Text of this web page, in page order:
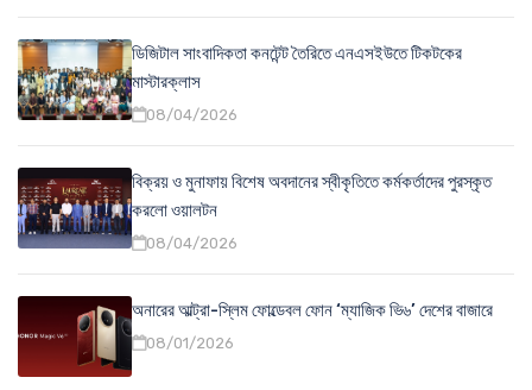
ডিজিটাল সাংবাদিকতা কনটেন্ট তৈরিতে এনএসইউতে টিকটকের
মাস্টারক্লাস
08/04/2026
বিক্রয় ও মুনাফায় বিশেষ অবদানের স্বীকৃতিতে কর্মকর্তাদের পুরস্কৃত
করলো ওয়ালটন
08/04/2026
অনারের আল্ট্রা-স্লিম ফোল্ডেবল ফোন ‘ম্যাজিক ভি৬’ দেশের বাজারে
08/01/2026